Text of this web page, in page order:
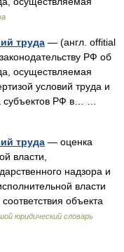
труда — (англ. offitial
РФ об
осуществляемая
условий труда и
субъектов РФ в… …
труда — оценка
власти,
надзора и
власти
объекта
юридический словарь